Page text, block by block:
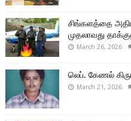
சிங்களத்தை
முதலாவது
March 26, 2026
லெப். கேணல்
March 21, 2026